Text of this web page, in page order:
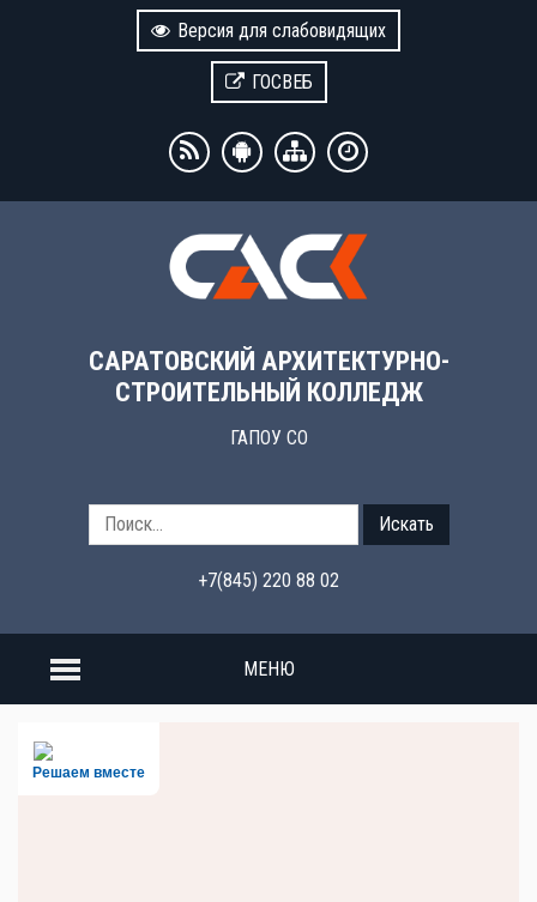
Версия для слабовидящих
ГОСВЕБ
САРАТОВСКИЙ АРХИТЕКТУРНО-
СТРОИТЕЛЬНЫЙ КОЛЛЕДЖ
ГАПОУ СО
Искать
+7(845) 220 88 02
МЕНЮ
Решаем вместе